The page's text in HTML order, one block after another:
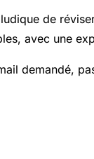
de
avec une
demandé,